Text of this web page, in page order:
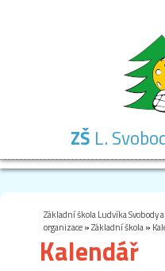
ZŠ L.
Základní škola Ludvíka Svobody
organizace»Základní škola»
Kalendář